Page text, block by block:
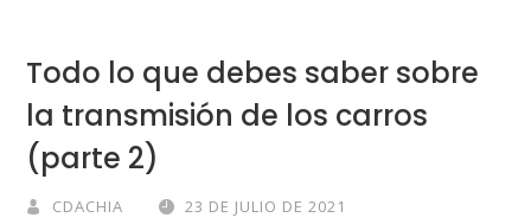
Todo lo que debes saber sobre
la transmisión de los carros
(parte 2)
CDACHIA
23 DE JULIO DE 2021